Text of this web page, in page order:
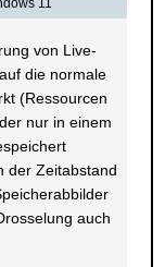
11
von Live-
die normale
(Ressourcen
nur in einem
der Zeitabstand
auch